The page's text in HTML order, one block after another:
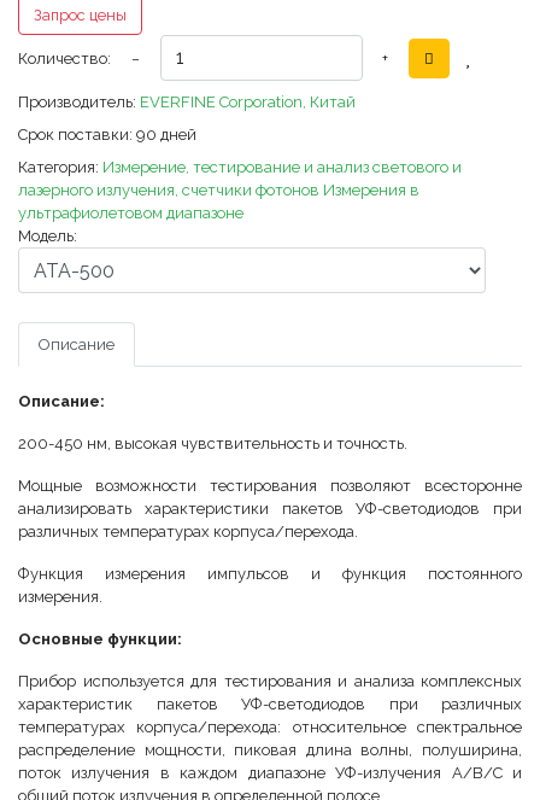
Запрос цены
Количество: − +
Производитель: EVERFINE Corporation, Китай
Срок поставки: 90 дней
Категория: Измерение, тестирование и анализ светового и
лазерного излучения, счетчики фотонов Измерения в
ультрафиолетовом диапазоне
Модель:
Описание
Описание:
200-450 нм, высокая чувствительность и точность.
Мощные возможности тестирования позволяют всесторонне
анализировать характеристики пакетов УФ-светодиодов при
различных температурах корпуса/перехода.
Функция измерения импульсов и функция постоянного
измерения.
Основные функции:
Прибор используется для тестирования и анализа комплексных
характеристик пакетов УФ-светодиодов при различных
температурах корпуса/перехода: относительное спектральное
распределение мощности, пиковая длина волны, полуширина,
поток излучения в каждом диапазоне УФ-излучения A/B/C и
общий поток излучения в определенной полосе.